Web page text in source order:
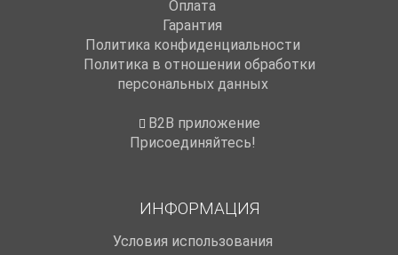
Оплата
Гарантия
Политика конфиденциальности
Политика в отношении обработки
персональных данных
B2B приложение
Присоединяйтесь!
ИНФОРМАЦИЯ
Условия использования